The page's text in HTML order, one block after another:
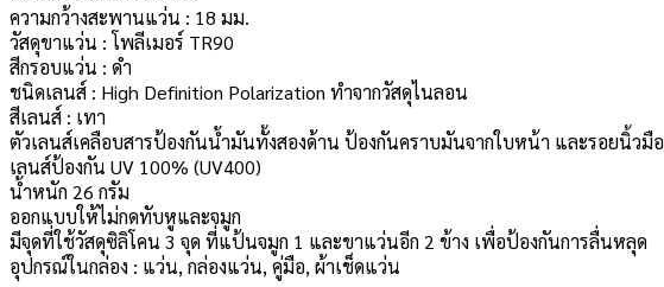
ความกว้างสะพานแว่น : 18 มม.
วัสดุขาแว่น : โพลีเมอร์ TR90
สีกรอบแว่น : ดำ
ชนิดเลนส์ : High Definition Polarization ทำจากวัสดุไนลอน
สีเลนส์ : เทา
ตัวเลนส์เคลือบสารป้องกันน้ำมันทั้งสองด้าน ป้องกันคราบมันจากใบหน้า และรอยนิ้วมือ
เลนส์ป้องกัน UV 100% (UV400)
น้ำหนัก 26 กรัม
ออกแบบให้ไม่กดทับหูและจมูก
มีจุดที่ใช้วัสดุซิลิโคน 3 จุด ที่แป้นจมูก 1 และขาแว่นอีก 2 ข้าง เพื่อป้องกันการลื่นหลุด
อุปกรณ์ในกล่อง : แว่น, กล่องแว่น, คู่มือ, ผ้าเช็ดแว่น